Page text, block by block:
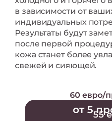
в зависимости от
индивидуальных
Результаты будут
после первой
кожа станет более
свежей и сияющей.
60 евро/
от 555